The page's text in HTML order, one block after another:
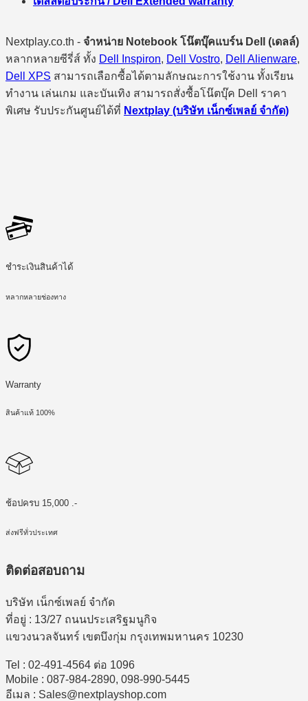
Nextplay.co.th - จำหน่าย Notebook โน๊ตบุ๊คแบร์น Dell (เดลล์)
หลากหลายซีรี่ส์ ทั้ง Dell Inspiron, Dell Vostro, Dell Alienware,
Dell XPS สามารถเลือกซื้อได้ตามลักษณะการใช้งาน ทั้งเรียน
ทำงาน เล่นเกม และบันเทิง สามารถสั่งซื้อโน๊ตบุ๊ค Dell ราคา
พิเศษ รับประกันศูนย์ได้ที่ Nextplay (บริษัท เน็กซ์เพลย์ จำกัด)
ชำระเงินสินค้าได้
หลากหลายช่องทาง
Warranty
สินค้าแท้ 100%
ช้อปครบ 15,000 .-
ส่งฟรีทั่วประเทศ
ติดต่อสอบถาม
บริษัท เน็กซ์เพลย์ จำกัด
ที่อยู่ : 13/27 ถนนประเสริฐมนูกิจ
แขวงนวลจันทร์ เขตบึงกุ่ม กรุงเทพมหานคร 10230
Tel : 02-491-4564 ต่อ 1096
Mobile : 087-984-2890, 098-990-5445
อีเมล : Sales@nextplayshop.com